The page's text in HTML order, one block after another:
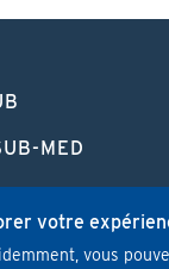
MED
MÉDICALE
votre
vous